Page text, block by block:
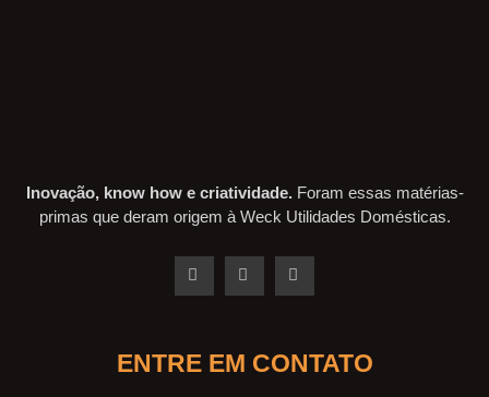
Inovação, know how e criatividade. Foram essas matérias-
primas que deram origem à Weck Utilidades Domésticas.
ENTRE EM CONTATO